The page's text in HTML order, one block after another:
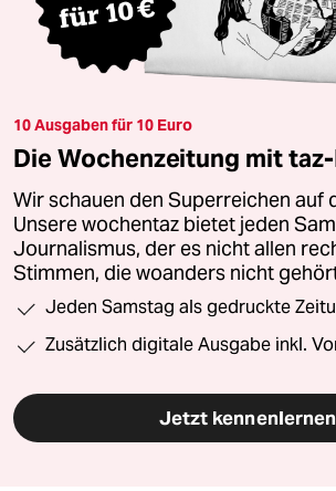
10 Ausgaben für 10 Euro
Die Wochenzeitung mit
Wir schauen den Superreichen auf
Unsere wochentaz bietet jeden
Journalismus, der es nicht allen
Stimmen, die woanders nicht
Jeden Samstag als gedruckte
Zusätzlich digitale Ausgabe inkl.
Jetzt kennenlernen